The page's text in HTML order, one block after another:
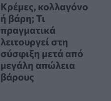
Κρέμες, κολλαγόνο
ή βάρη; Τι
πραγματικά
λειτουργεί στη
σύσφιξη μετά από
μεγάλη απώλεια
βάρους